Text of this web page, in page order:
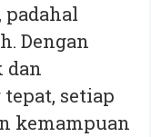
padahal
Dengan
dan
setiap
kemampuan